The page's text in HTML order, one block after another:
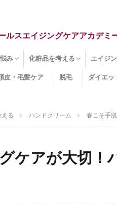
ルスエイジングケアアカデミ
み
ナードライ肌
み
下のクマ
頭皮のたるみ
れい線
れ
肌
肌
線ダメージ
他のお肌悩み
化粧品を考える
エイジングケア化粧品
化粧水
美容液
保湿クリーム
酵素洗顔
ハンドクリーム
フェイスマスク
ほうれい線化粧品
コラーゲン化粧品
メイク化粧品
洗顔・クレンジング
オールインワン化粧品
その他の化粧品
エイジ
エイジ
セラミド
ネオダー
プロテ
ビタミ
コラーゲ
その他
皮・毛髪ケア 脱毛 ダイエッ
える ハンドクリーム 春こそ手
ケアが大切！